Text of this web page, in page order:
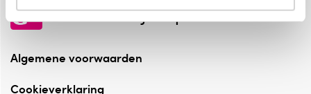
de vriendelijke specialist
Algemene voorwaarden
Cookieverklaring